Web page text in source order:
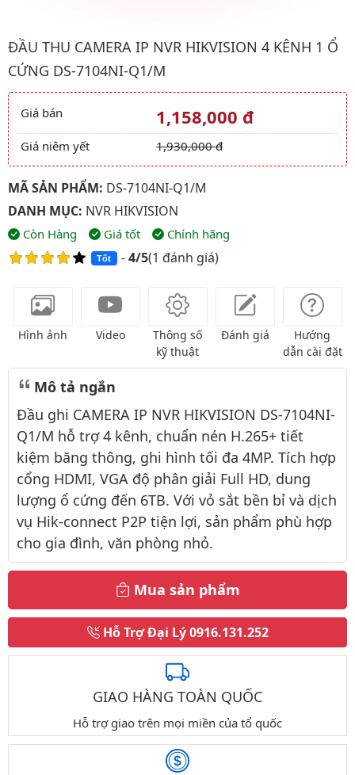
Hình ảnh đại diện của sản phẩm Đầu thu CAMERA IP NVR
ĐẦU THU CAMERA IP NVR HIKVISION 4 KÊNH 1 Ổ
CỨNG DS-7104NI-Q1/M
Giá và khuyến mãi
Giá bán 1,158,000 đ
Giá niêm yết 1,930,000 đ
MÃ SẢN PHẨM: DS-7104NI-Q1/M
DANH MỤC: NVR HIKVISION
Còn Hàng Giá tốt Chính hãng
Tốt -4/5(1 đánh giá)
Hình ảnh Video
Thông số
kỹ thuật
Đánh giá
Hướng
dẫn cài đặt
Mô tả ngắn
Đầu ghi CAMERA IP NVR HIKVISION DS-7104NI-
Q1/M hỗ trợ 4 kênh, chuẩn nén H.265+ tiết
kiệm băng thông, ghi hình tối đa 4MP. Tích hợp
cổng HDMI, VGA độ phân giải Full HD, dung
lượng ổ cứng đến 6TB. Với vỏ sắt bền bỉ và dịch
vụ Hik-connect P2P tiện lợi, sản phẩm phù hợp
cho gia đình, văn phòng nhỏ.
Mua sản phẩm
Hỗ Trợ Đại Lý0916.131.252
GIAO HÀNG TOÀN QUỐC
Hỗ trợ giao trên mọi miền của tổ quốc